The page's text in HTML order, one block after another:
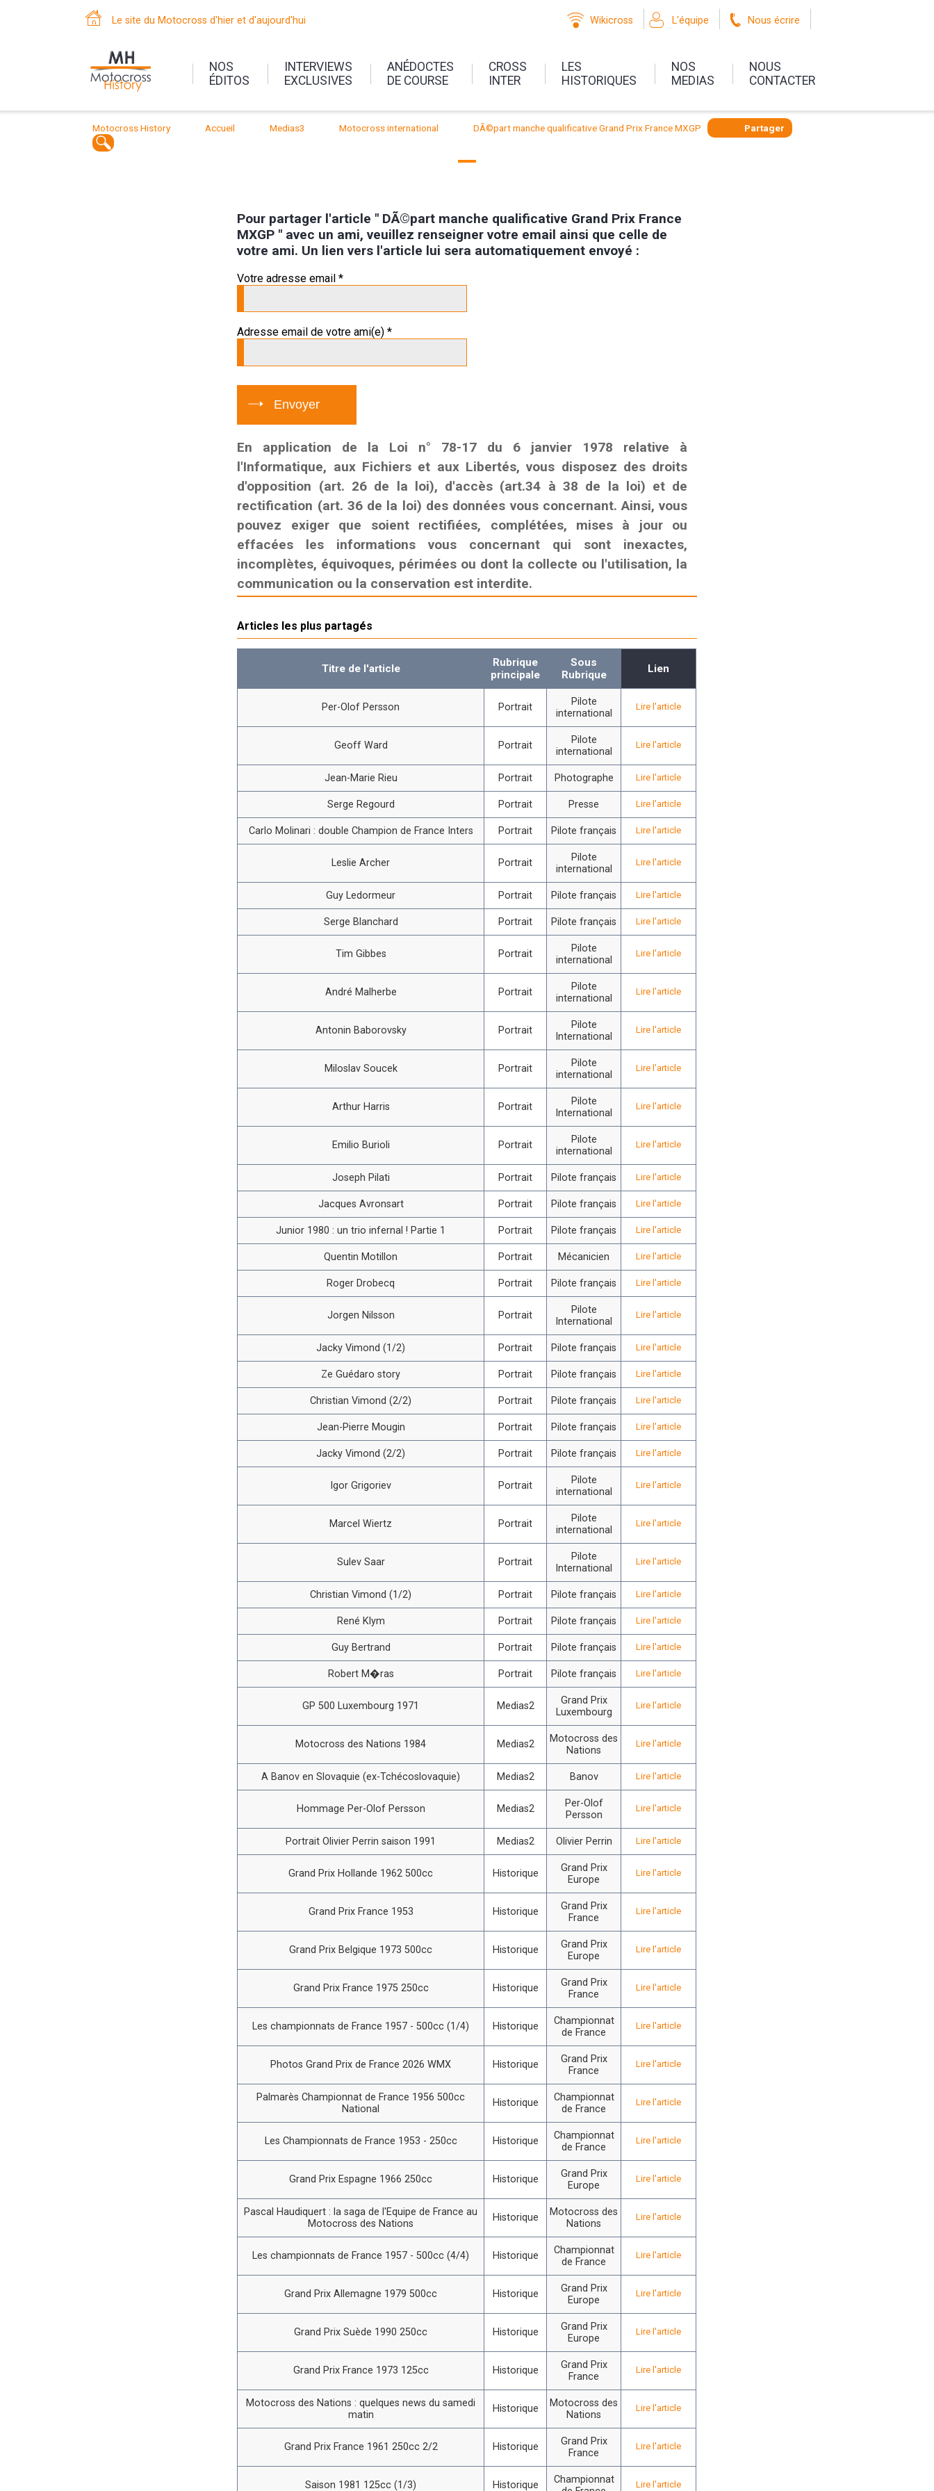
Le site du Motocross d'hier et d'aujourd'hui Wikicross L'équipe Nous écrire
NOS
ÉDITOS
INTERVIEWS
EXCLUSIVES
ANÉDOCTES
DE COURSE
CROSS
INTER
LES
HISTORIQUES
NOS
MEDIAS
NOUS
CONTACTER
Motocross History Accueil Medias3 Motocross international DÃ©part manche qualificative Grand Prix France MXGP Partager
Pour partager l'article " DÃ©part manche qualificative Grand Prix France
MXGP " avec un ami, veuillez renseigner votre email ainsi que celle de
votre ami. Un lien vers l'article lui sera automatiquement envoyé :
Votre adresse email *
Adresse email de votre ami(e) *
En application de la Loi n° 78-17 du 6 janvier 1978 relative à
l'Informatique, aux Fichiers et aux Libertés, vous disposez des droits
d'opposition (art. 26 de la loi), d'accès (art.34 à 38 de la loi) et de
rectification (art. 36 de la loi) des données vous concernant. Ainsi, vous
pouvez exiger que soient rectifiées, complétées, mises à jour ou
effacées les informations vous concernant qui sont inexactes,
incomplètes, équivoques, périmées ou dont la collecte ou l'utilisation, la
communication ou la conservation est interdite.
Articles les plus partagés
Titre de l'article
Rubrique
principale
Sous
Rubrique
Lien
Per-Olof Persson Portrait
Pilote
international
Lire l'article
Geoff Ward Portrait
Pilote
international
Lire l'article
Jean-Marie Rieu Portrait Photographe Lire l'article
Serge Regourd Portrait Presse Lire l'article
Carlo Molinari : double Champion de France Inters Portrait Pilote français Lire l'article
Leslie Archer Portrait
Pilote
international
Lire l'article
Guy Ledormeur Portrait Pilote français Lire l'article
Serge Blanchard Portrait Pilote français Lire l'article
Tim Gibbes Portrait
Pilote
international
Lire l'article
André Malherbe Portrait
Pilote
international
Lire l'article
Antonin Baborovsky Portrait
Pilote
International
Lire l'article
Miloslav Soucek Portrait
Pilote
international
Lire l'article
Arthur Harris Portrait
Pilote
International
Lire l'article
Emilio Burioli Portrait
Pilote
international
Lire l'article
Joseph Pilati Portrait Pilote français Lire l'article
Jacques Avronsart Portrait Pilote français Lire l'article
Junior 1980 : un trio infernal ! Partie 1 Portrait Pilote français Lire l'article
Quentin Motillon Portrait Mécanicien Lire l'article
Roger Drobecq Portrait Pilote français Lire l'article
Jorgen Nilsson Portrait
Pilote
International
Lire l'article
Jacky Vimond (1/2) Portrait Pilote français Lire l'article
Ze Guédaro story Portrait Pilote français Lire l'article
Christian Vimond (2/2) Portrait Pilote français Lire l'article
Jean-Pierre Mougin Portrait Pilote français Lire l'article
Jacky Vimond (2/2) Portrait Pilote français Lire l'article
Igor Grigoriev Portrait
Pilote
international
Lire l'article
Marcel Wiertz Portrait
Pilote
international
Lire l'article
Sulev Saar Portrait
Pilote
International
Lire l'article
Christian Vimond (1/2) Portrait Pilote français Lire l'article
René Klym Portrait Pilote français Lire l'article
Guy Bertrand Portrait Pilote français Lire l'article
Robert M�ras Portrait Pilote français Lire l'article
GP 500 Luxembourg 1971 Medias2
Grand Prix
Luxembourg
Lire l'article
Motocross des Nations 1984 Medias2
Motocross des
Nations
Lire l'article
A Banov en Slovaquie (ex-Tchécoslovaquie) Medias2 Banov Lire l'article
Hommage Per-Olof Persson Medias2
Per-Olof
Persson
Lire l'article
Portrait Olivier Perrin saison 1991 Medias2 Olivier Perrin Lire l'article
Grand Prix Hollande 1962 500cc Historique
Grand Prix
Europe
Lire l'article
Grand Prix France 1953 Historique
Grand Prix
France
Lire l'article
Grand Prix Belgique 1973 500cc Historique
Grand Prix
Europe
Lire l'article
Grand Prix France 1975 250cc Historique
Grand Prix
France
Lire l'article
Les championnats de France 1957 - 500cc (1/4) Historique
Championnat
de France
Lire l'article
Photos Grand Prix de France 2026 WMX Historique
Grand Prix
France
Lire l'article
Palmarès Championnat de France 1956 500cc
National
Historique
Championnat
de France
Lire l'article
Les Championnats de France 1953 - 250cc Historique
Championnat
de France
Lire l'article
Grand Prix Espagne 1966 250cc Historique
Grand Prix
Europe
Lire l'article
Pascal Haudiquert : la saga de l'Equipe de France au
Motocross des Nations
Historique
Motocross des
Nations
Lire l'article
Les championnats de France 1957 - 500cc (4/4) Historique
Championnat
de France
Lire l'article
Grand Prix Allemagne 1979 500cc Historique
Grand Prix
Europe
Lire l'article
Grand Prix Suède 1990 250cc Historique
Grand Prix
Europe
Lire l'article
Grand Prix France 1973 125cc Historique
Grand Prix
France
Lire l'article
Motocross des Nations : quelques news du samedi
matin
Historique
Motocross des
Nations
Lire l'article
Grand Prix France 1961 250cc 2/2 Historique
Grand Prix
France
Lire l'article
Saison 1981 125cc (1/3) Historique
Championnat
Lire l'article